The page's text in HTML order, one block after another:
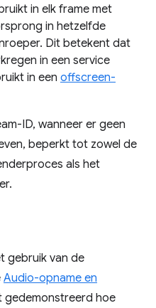
in elk frame met
in hetzelfde
Dit betekent dat
in een service
in een offscreen-
ID, wanneer er geen
beperkt tot zowel de
als het
gebruik van de
Audio-opname en
gedemonstreerd hoe